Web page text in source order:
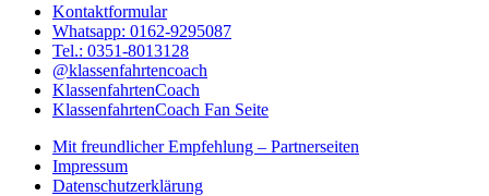
Kontaktformular
Whatsapp: 0162-9295087
Tel.: 0351-8013128
@klassenfahrtencoach
KlassenfahrtenCoach
KlassenfahrtenCoach Fan Seite
Mit freundlicher Empfehlung – Partnerseiten
Impressum
Datenschutzerklärung